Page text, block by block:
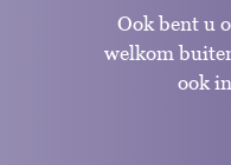
Ook bent u
welkom
ook